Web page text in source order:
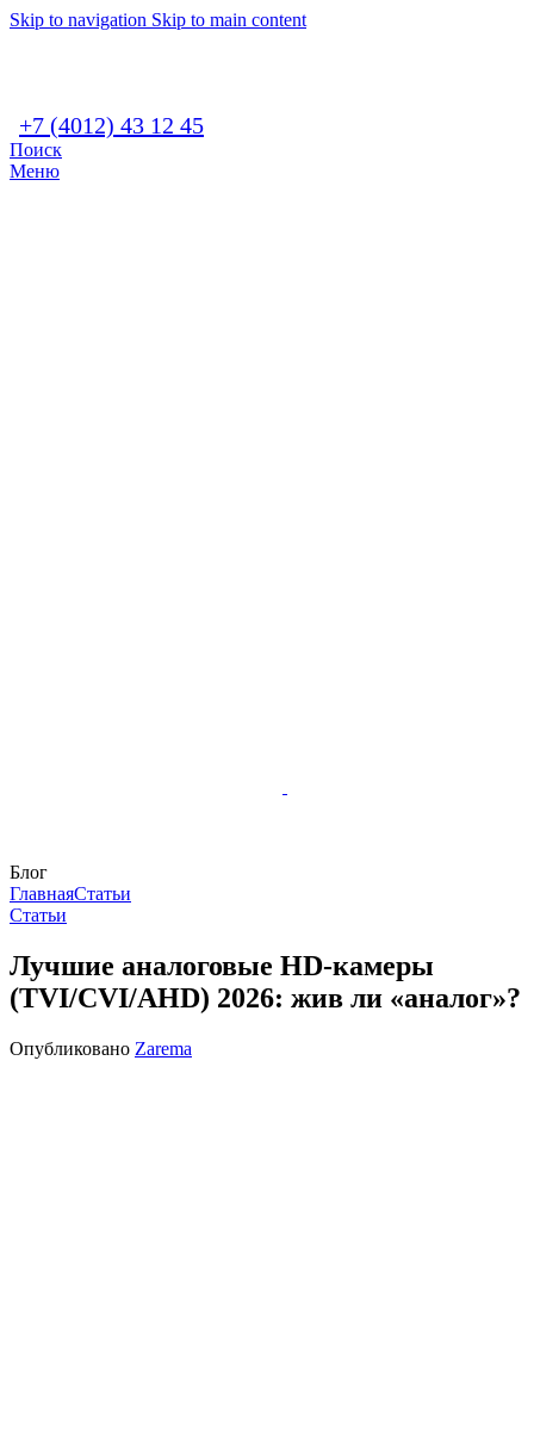
Skip to navigation Skip to main content
+7 (4012) 43 12 45
Поиск
Меню
Блог
ГлавнаяСтатьи
Статьи
Лучшие аналоговые HD-камеры
(TVI/CVI/AHD) 2026: жив ли «аналог»?
Опубликовано Zarema